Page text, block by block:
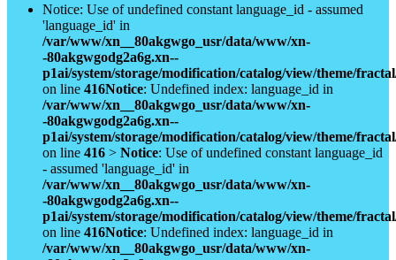
Notice: Use of undefined constant language_id - assumed
'language_id' in
/var/www/xn__80akgwgo_usr/data/www/xn-
-80akgwgodg2a6g.xn--
p1ai/system/storage/modification/catalog/view/theme/
on line 416Notice: Undefined index: language_id in
/var/www/xn__80akgwgo_usr/data/www/xn-
-80akgwgodg2a6g.xn--
p1ai/system/storage/modification/catalog/view/theme/
on line 416 > Notice: Use of undefined constant language_id
- assumed 'language_id' in
/var/www/xn__80akgwgo_usr/data/www/xn-
-80akgwgodg2a6g.xn--
p1ai/system/storage/modification/catalog/view/theme/
on line 416Notice: Undefined index: language_id in
/var/www/xn__80akgwgo_usr/data/www/xn-